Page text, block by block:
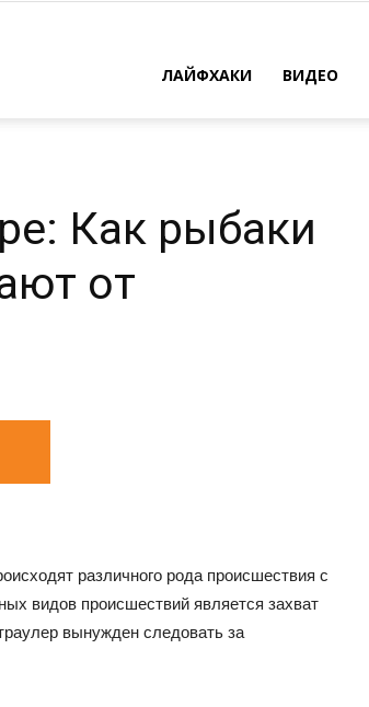
ЛАЙФХАКИ ВИДЕО
Как рыбаки
от
различного рода происшествия с
видов происшествий является захват
вынужден следовать за